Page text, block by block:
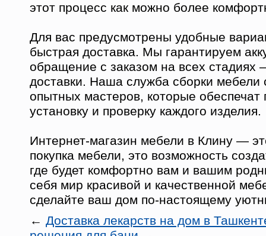
этот процесс как можно более
Для вас предусмотрены удобные
быстрая доставка. Мы гарантируем
обращение с заказом на всех стадиях
доставки. Наша служба сборки мебели
опытных мастеров, которые обеспечат
установку и проверку каждого изделия.
Интернет-магазин мебели в Клину —
покупка мебели, это возможность
где будет комфортно вам и вашим
себя мир красивой и качественной
сделайте ваш дом по-настоящему
← Доставка лекарств на дом в